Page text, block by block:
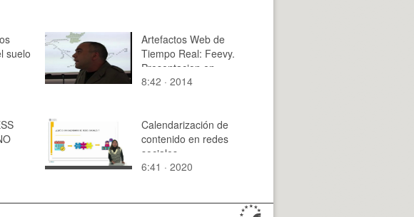
suelo
Artefactos Web de
Tiempo Real: Feevy.
Presentacion en
Madrid
8:42 · 2014
Calendarización de
contenido en redes
sociales
6:41 · 2020